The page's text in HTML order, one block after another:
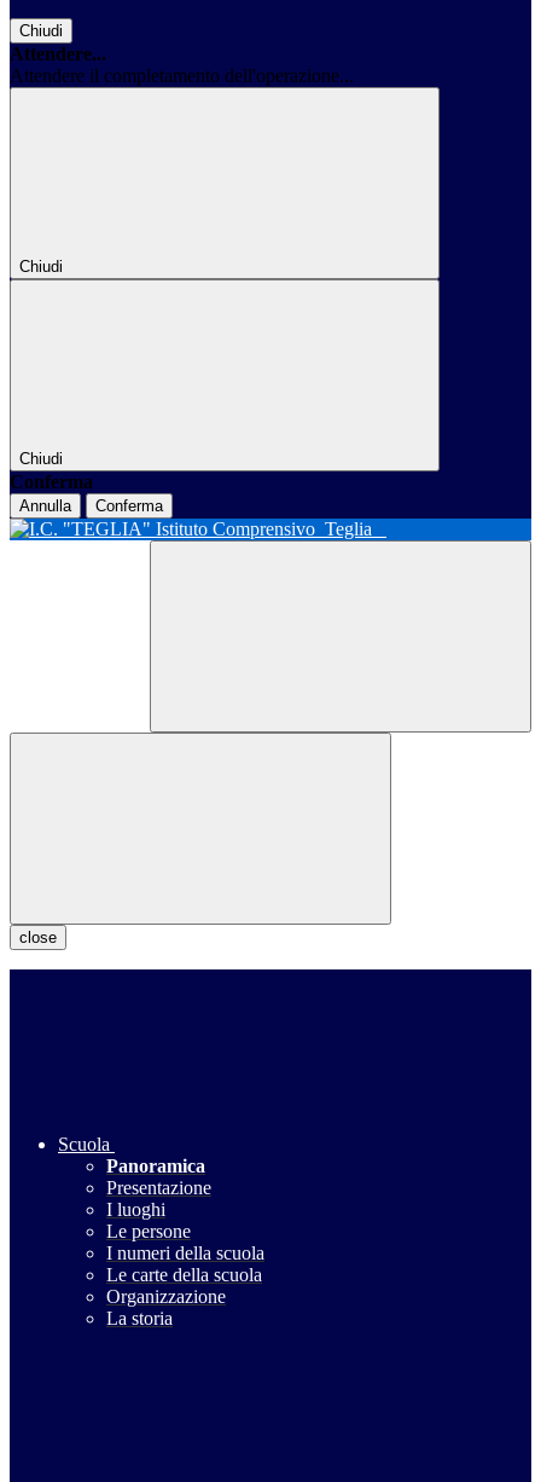
Chiudi
Attendere...
Attendere il completamento dell'operazione...
Chiudi
Chiudi
Conferma
Annulla Conferma
Istituto Comprensivo Teglia
close
Scuola
Panoramica
Presentazione
I luoghi
Le persone
I numeri della scuola
Le carte della scuola
Organizzazione
La storia